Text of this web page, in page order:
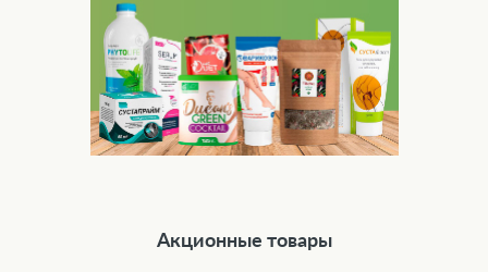
Акционные товары